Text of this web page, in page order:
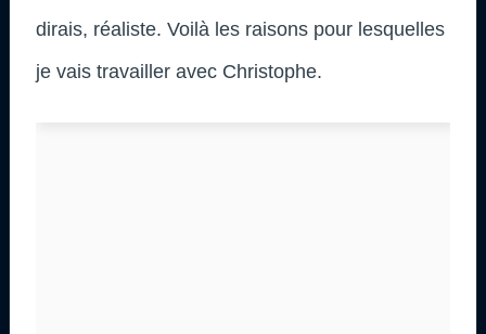
dirais, réaliste. Voilà les raisons pour lesquelles
je vais travailler avec Christophe.